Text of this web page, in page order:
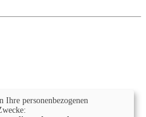
Ihre personenbezogenen